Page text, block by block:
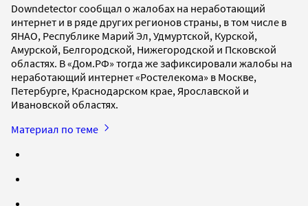
Downdetector сообщал о жалобах на неработающий
интернет и в ряде других регионов страны, в том числе в
ЯНАО, Республике Марий Эл, Удмуртской, Курской,
Амурской, Белгородской, Нижегородской и Псковской
областях. В «Дом.РФ» тогда же зафиксировали жалобы на
неработающий интернет «Ростелекома» в Москве,
Петербурге, Краснодарском крае, Ярославской и
Ивановской областях.
Материал по теме